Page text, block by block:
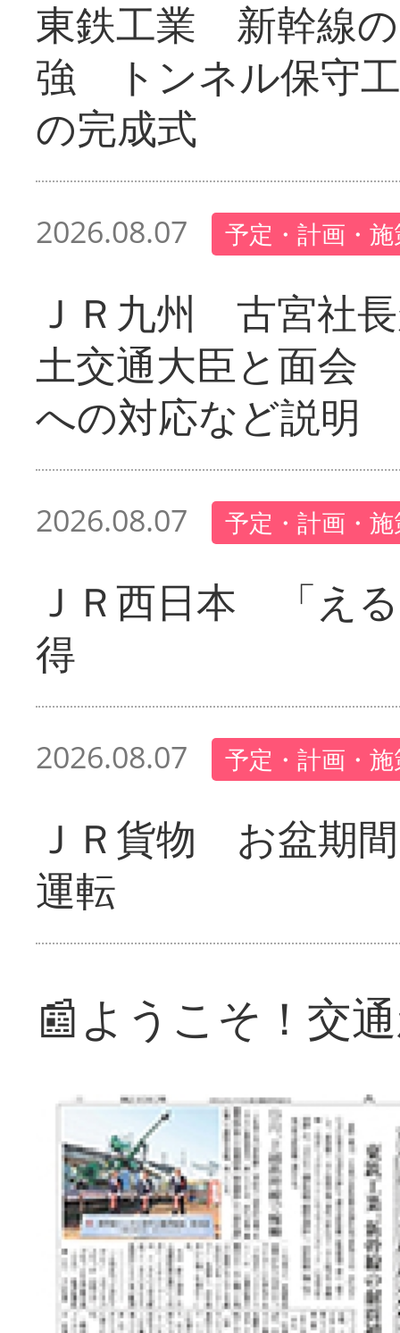
東鉄工業 新幹線
強 トンネル保守
の完成式
2026.08.07 予定・計画・
ＪＲ九州 古宮社
土交通大臣と面会
への対応など説明
2026.08.07 予定・計画・
ＪＲ西日本 「え
得
2026.08.07 予定・計画・
ＪＲ貨物 お盆期
運転
📰ようこそ！交